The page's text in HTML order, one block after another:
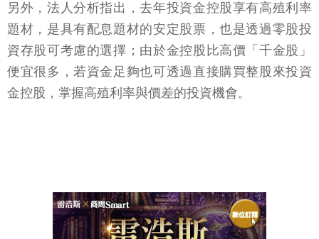
另外，法人分析指出，去年投資金控股享有高殖利率
題材，是具有配息題材的安定股票，也是透過零股投
資存股可考慮的選擇；由於金控股比高價「千金股」
便宜很多，若資金足夠也可透過直接購買整股來投資
金控股，掌握高殖利率與價差的投資機會。